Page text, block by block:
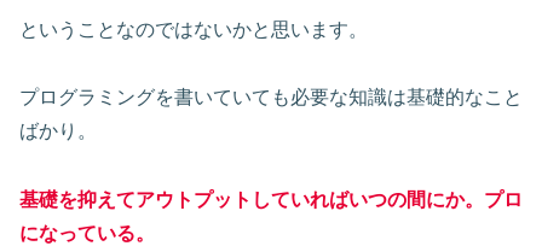
ということなのではないかと思います。
プログラミングを書いていても必要な知識は基礎的なこと
ばかり。
基礎を抑えてアウトプットしていればいつの間にか。プロ
になっている。